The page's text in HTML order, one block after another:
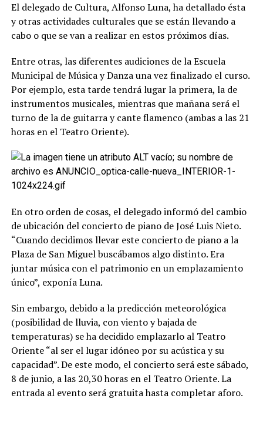
El delegado de Cultura, Alfonso Luna, ha detallado ésta
y otras actividades culturales que se están llevando a
cabo o que se van a realizar en estos próximos días.
Entre otras, las diferentes audiciones de la Escuela
Municipal de Música y Danza una vez finalizado el curso.
Por ejemplo, esta tarde tendrá lugar la primera, la de
instrumentos musicales, mientras que mañana será el
turno de la de guitarra y cante flamenco (ambas a las 21
horas en el Teatro Oriente).
En otro orden de cosas, el delegado informó del cambio
de ubicación del concierto de piano de José Luis Nieto.
“Cuando decidimos llevar este concierto de piano a la
Plaza de San Miguel buscábamos algo distinto. Era
juntar música con el patrimonio en un emplazamiento
único”, exponía Luna.
Sin embargo, debido a la predicción meteorológica
(posibilidad de lluvia, con viento y bajada de
temperaturas) se ha decidido emplazarlo al Teatro
Oriente “al ser el lugar idóneo por su acústica y su
capacidad”. De este modo, el concierto será este sábado,
8 de junio, a las 20,30 horas en el Teatro Oriente. La
entrada al evento será gratuita hasta completar aforo.